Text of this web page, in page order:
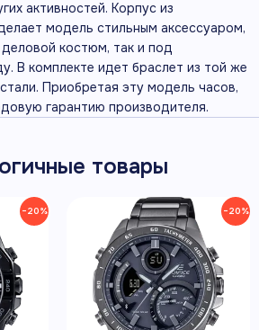
активностей. Корпус из
модель стильным аксессуаром,
костюм, так и под
В комплекте идет браслет из той же
Приобретая эту модель часов,
гарантию производителя.
товары
−20% −20%